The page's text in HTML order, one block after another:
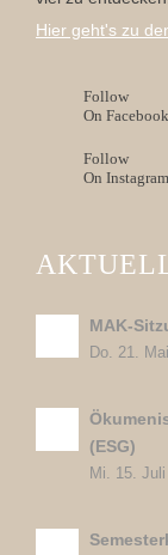
Hier geht's zu
Follow
On Facebook
Follow
On Instagram
MAK-
Do. 21.
(ESG)
Mi. 15.